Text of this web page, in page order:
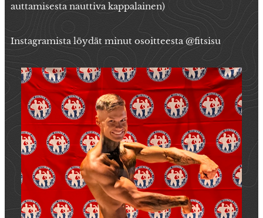
auttamisesta nauttiva kappalainen)
Instagramista löydät minut osoitteesta @fitsisu